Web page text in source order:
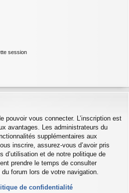
session
pouvoir vous connecter. L’inscription est
avantages. Les administrateurs du
supplémentaires aux
inscrire, assurez-vous d’avoir pris
d’utilisation et de notre politique de
prendre le temps de consulter
forum lors de votre navigation.
de confidentialité